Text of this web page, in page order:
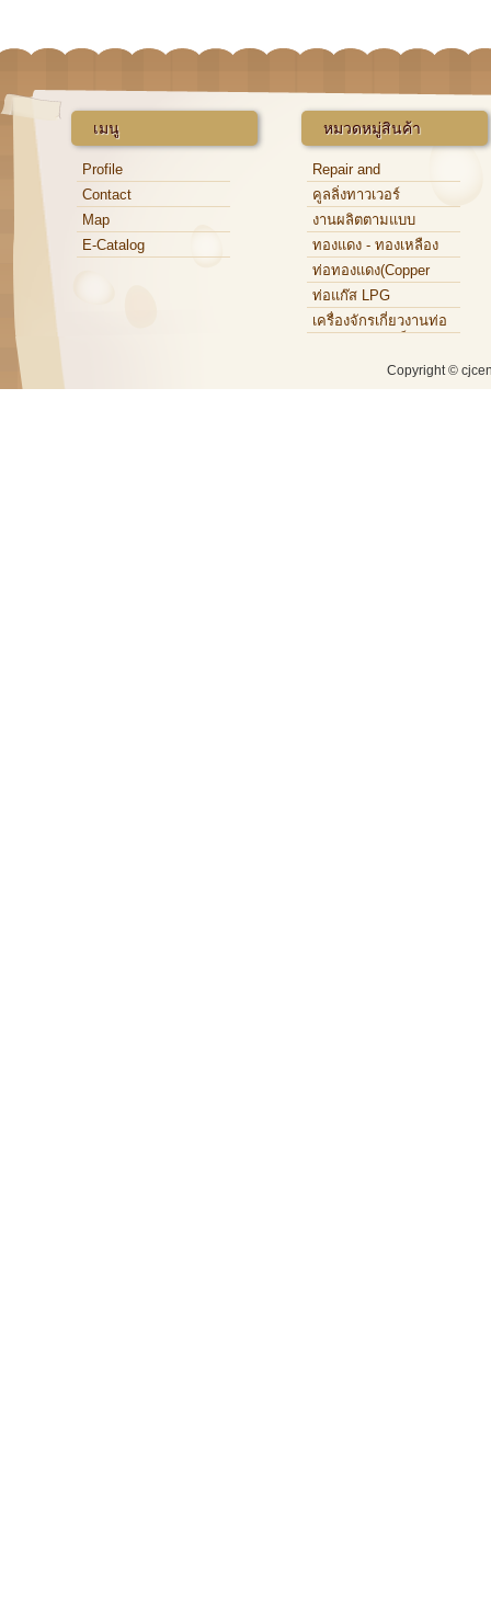
เมนู
Profile
Contact
Map
E-Catalog
หมวดหมู่สินค้า
Repair and
Maintenance
คูลลิ่งทาวเวอร์
งานผลิตตามแบบ
ทองแดง - ทองเหลือง
ท่อทองแดง(Copper
Tube)
ท่อแก๊ส LPG
เครื่องจักรเกี่ยวงานท่อ
Copyright ©